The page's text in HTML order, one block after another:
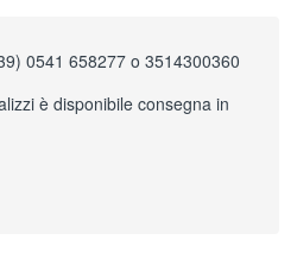
0541 658277 o 3514300360
è disponibile consegna in